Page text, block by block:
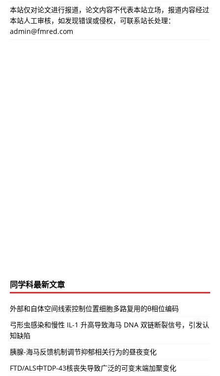
本站仅对论文进行报道，论文内容不代表本站立场，报道内容经过
本站人工审核，如发现错误或侵权，可联系站长处理：
admin@fmred.com
同学科最新文章
外部和自体空间线索控制位置细胞多路复用的θ相位编码
弓形虫感染和慢性 IL-1 升高导致海马 DNA 双链断裂信号，引发认
知缺陷
胰腺-海马反馈机制调节抑郁相关行为的昼夜变化
FTD/ALS中TDP-43核丧失导致广泛的可变末端加聚变化